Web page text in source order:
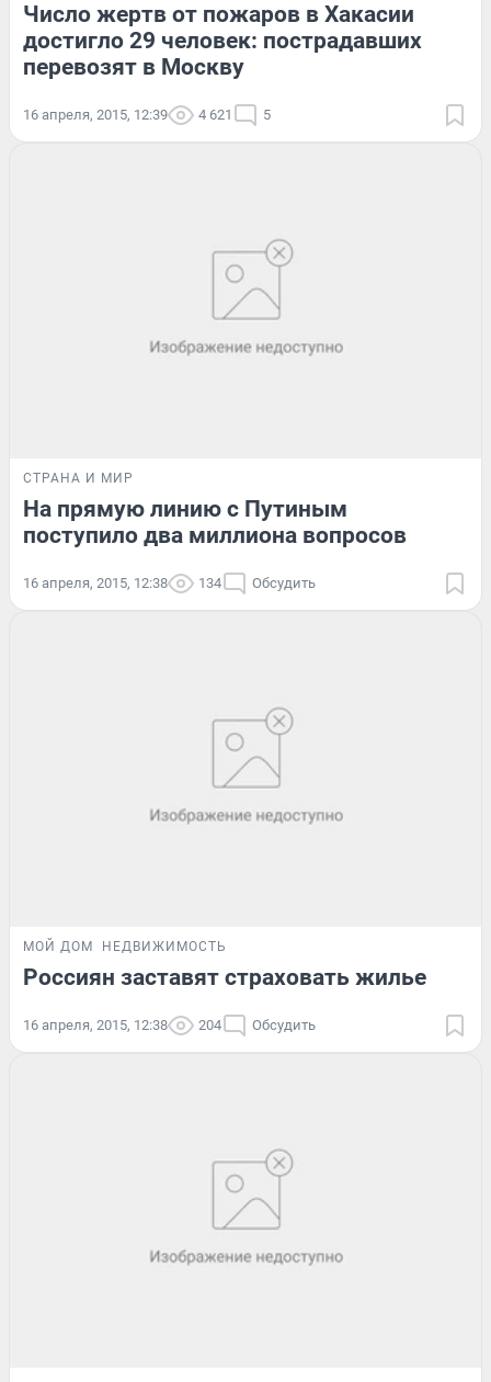
Число жертв от пожаров в Хакасии
достигло 29 человек: пострадавших
перевозят в Москву
16 апреля, 2015, 12:39 4 621 5
СТРАНА И МИР
На прямую линию с Путиным
поступило два миллиона вопросов
16 апреля, 2015, 12:38 134 Обсудить
МОЙ ДОМ НЕДВИЖИМОСТЬ
Россиян заставят страховать жилье
16 апреля, 2015, 12:38 204 Обсудить